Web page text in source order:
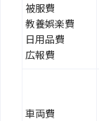
被服費
教養娯楽費
日用品費
広報費
車両費